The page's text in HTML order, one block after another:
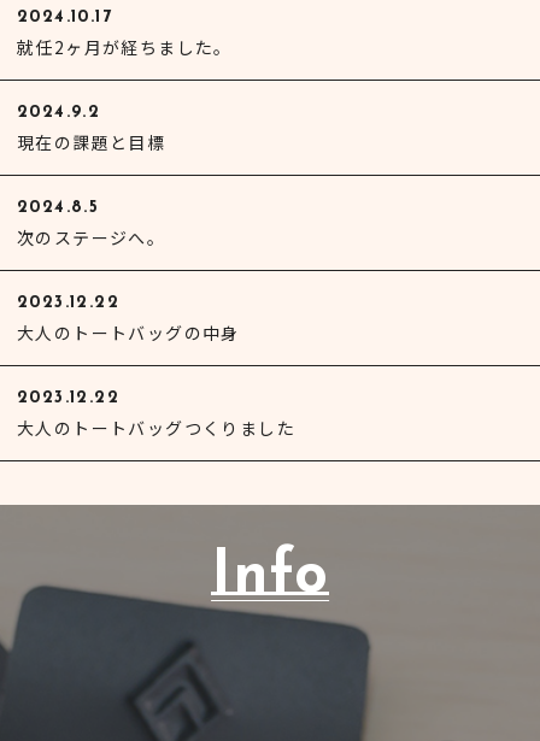
2024.10.17
就任2ヶ月が経ちました。
2024.9.2
現在の課題と目標
2024.8.5
次のステージへ。
2023.12.22
大人のトートバッグの中身
2023.12.22
大人のトートバッグつくりました
Info